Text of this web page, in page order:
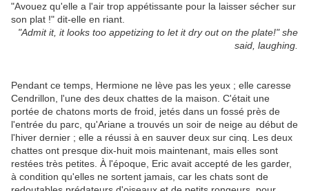
"Avouez qu'elle a l'air trop appétissante pour la laisser sécher sur
son plat !" dit-elle en riant.
"Admit it, it looks too appetizing to let it dry out on the plate!" she
said, laughing.
Pendant ce temps, Hermione ne lève pas les yeux ; elle caresse
Cendrillon, l'une des deux chattes de la maison. C'était une
portée de chatons morts de froid, jetés dans un fossé près de
l'entrée du parc, qu'Ariane a trouvés un soir de neige au début de
l'hiver dernier ; elle a réussi à en sauver deux sur cinq. Les deux
chattes ont presque dix-huit mois maintenant, mais elles sont
restées très petites. À l'époque, Eric avait accepté de les garder,
à condition qu'elles ne sortent jamais, car les chats sont de